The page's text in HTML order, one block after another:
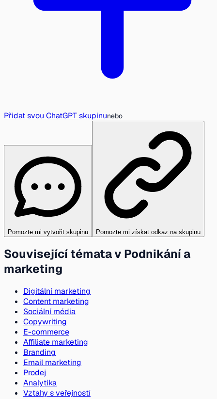
Přidat svou ChatGPT skupinunebo
Pomozte mi vytvořit skupinu Pomozte mi získat odkaz na skupinu
Související témata v Podnikání a
marketing
Digitální marketing
Content marketing
Sociální média
Copywriting
E-commerce
Affiliate marketing
Branding
Email marketing
Prodej
Analytika
Vztahy s veřejností